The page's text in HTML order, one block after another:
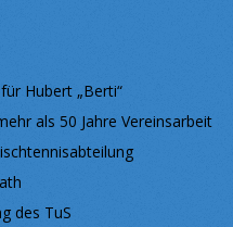
Hubert „Berti“
als 50 Jahre Vereinsarbeit
des TuS